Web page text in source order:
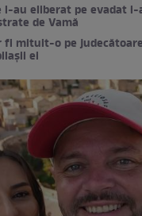
l-au eliberat pe evadat i-
de Vamă
fi mituit-o pe
ei